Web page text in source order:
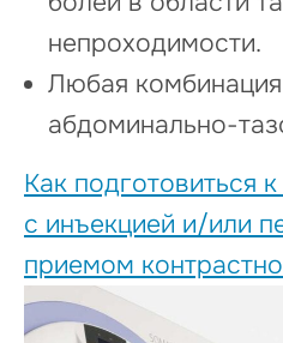
непроходимости.
Любая
абдоминально-
Как подготовиться
с инъекцией и/или
приемом